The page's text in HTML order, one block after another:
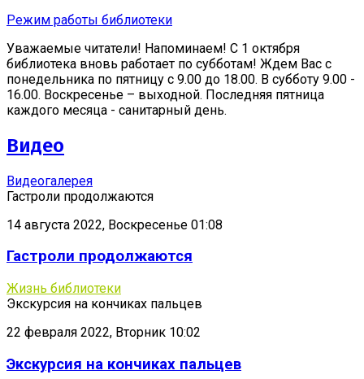
Режим работы библиотеки
Уважаемые читатели! Напоминаем! С 1 октября
библиотека вновь работает по субботам! Ждем Вас с
понедельника по пятницу с 9.00 до 18.00. В субботу 9.00 -
16.00. Воскресенье – выходной. Последняя пятница
каждого месяца - санитарный день.
Видео
Видеогалерея
Гастроли продолжаются
14 августа 2022, Воскресенье 01:08
Гастроли продолжаются
Жизнь библиотеки
Экскурсия на кончиках пальцев
22 февраля 2022, Вторник 10:02
Экскурсия на кончиках пальцев